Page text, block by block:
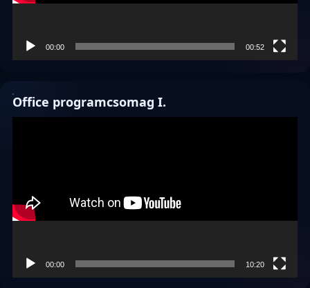
00:00 00:52
Office programcsomag I.
00:00 10:20